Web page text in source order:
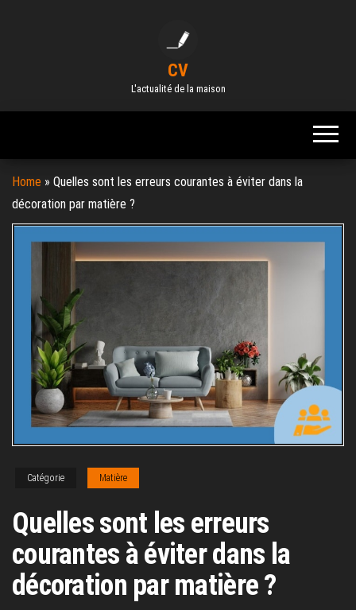
CV
L'actualité de la maison
Home » Quelles sont les erreurs courantes à éviter dans la
décoration par matière ?
Catégorie Matière
Quelles sont les erreurs
courantes à éviter dans la
décoration par matière ?